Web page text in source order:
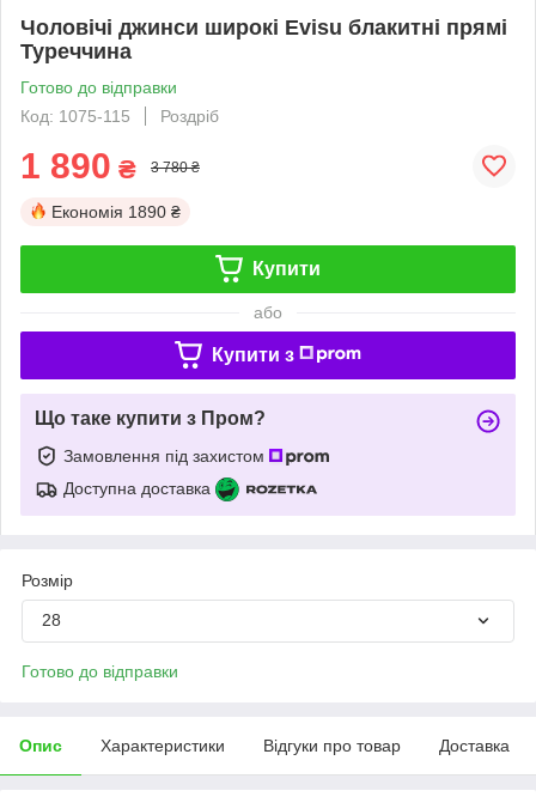
Чоловічі джинси широкі Evisu блакитні прямі
Туреччина
Готово до відправки
Код: 1075-115
Роздріб
1 890 ₴ 3 780 ₴
Економія 1890 ₴
Купити
або
Купити з
Що таке купити з Пром?
Замовлення під захистом
Доступна доставка
Розмір
28
Готово до відправки
Опис Характеристики Відгуки про товар Доставка